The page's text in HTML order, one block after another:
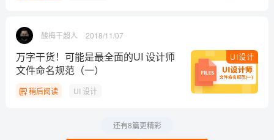
酸梅干超人 2018/11/07
UI设计
万字干货！可能是最全面的UI 设计师
文件命名规范（一）
稍后阅读 UI 设计
还有8篇更精彩